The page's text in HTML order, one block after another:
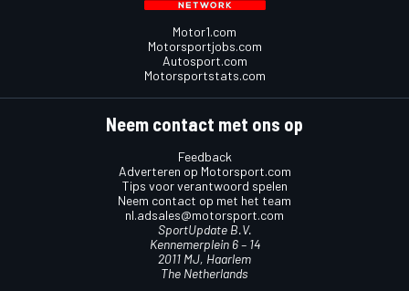
Motor1.com
Motorsportjobs.com
Autosport.com
Motorsportstats.com
Neem contact met ons op
Feedback
Adverteren op Motorsport.com
Tips voor verantwoord spelen
Neem contact op met het team
nl.adsales@motorsport.com
SportUpdate B.V.
Kennemerplein 6 – 14
2011 MJ, Haarlem
The Netherlands